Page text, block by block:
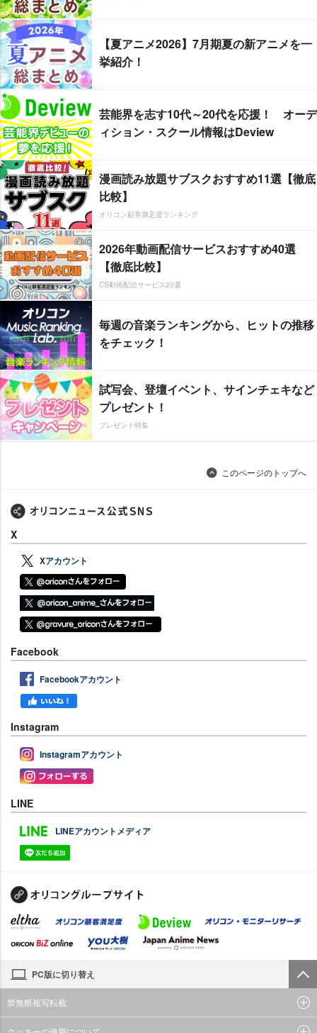
【夏アニメ2026】7月期夏の新アニメを一
挙紹介！
芸能界を志す10代～20代を応援！ オーデ
ィション・スクール情報はDeview
漫画読み放題サブスクおすすめ11選【徹底
比較】
オリコン顧客満足度ランキング
2026年動画配信サービスおすすめ40選
【徹底比較】
CS動画配信サービス20選
毎週の音楽ランキングから、ヒットの推移
をチェック！
試写会、登壇イベント、サインチェキなど
プレゼント！
プレゼント特集
このページのトップへ
X
Xアカウント
Facebook
Facebookアカウント
Instagram
Instagramアカウント
LINE
LINEアカウントメディア
PC版に切り替え
禁無断複写転載